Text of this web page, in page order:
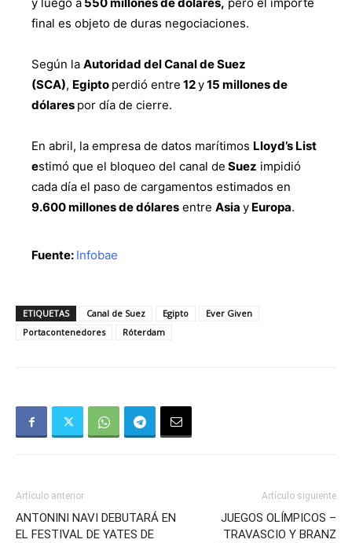
final es objeto de duras negociaciones.
Según la Autoridad del Canal de Suez
(SCA), Egipto perdió entre 12y15 millones de
dólares por día de cierre.
En abril, la empresa de datos marítimos Lloyd’s List
estimó que el bloqueo del canal de Suez impidió
cada día el paso de cargamentos estimados en
9.600 millones de dólares entre Asia y Europa.
Fuente: Infobae
ETIQUETAS Canal de Suez Egipto
Ever Given
Portacontenedores
Róterdam
Artículo anterior
ANTONINI NAVI DEBUTARÁ EN
EL FESTIVAL DE YATES DE
Artículo siguiente
JUEGOS OLÍMPICOS –
TRAVASCIO Y BRANZ